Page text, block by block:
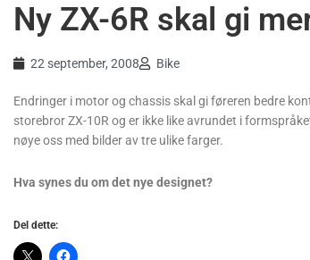
Ny ZX-6R skal gi
22 september, 2008 Bike
Endringer i motor og chassis skal gi føreren bedre
storebror ZX-10R og er ikke like avrundet i
nøye oss med bilder av tre ulike farger.
Hva synes du om det nye designet?
Del dette: